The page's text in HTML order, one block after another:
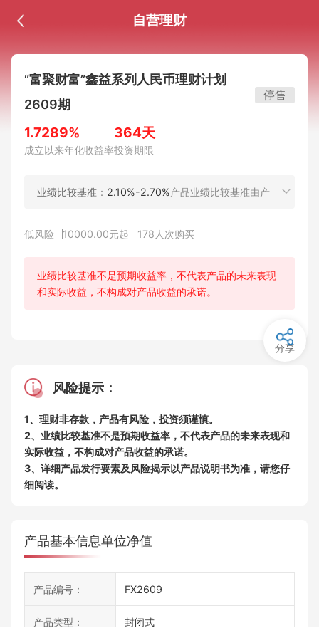
自营理财
分享
“富聚财富”鑫益系列人民币理财计划
2609期
停售
1.7289%
成立以来年化收益率
364天
投资期限
业绩比较基准： 2.10%-2.70%产品业绩比较基准由产
出。该业绩比较基准仅作为产品投资管理的业绩比较基
保证。业绩比较基准用于确定产品管理人是否收取超额
业绩报酬(如有)，投资者所能获得的最终收益以产品管
低风险 10000.00元起 178 人次购买
业绩比较基准不是预期收益率，不代表产品的未来表现
和实际收益，不构成对产品收益的承诺。
风险提示：
1、理财非存款，产品有风险，投资须谨慎。
2、业绩比较基准不是预期收益率，不代表产品的未来表现和
实际收益，不构成对产品收益的承诺。
3、详细产品发行要素及风险揭示以产品说明书为准，请您仔
细阅读。
产品基本信息单位净值
产品编号： FX2609
产品类型： 封闭式